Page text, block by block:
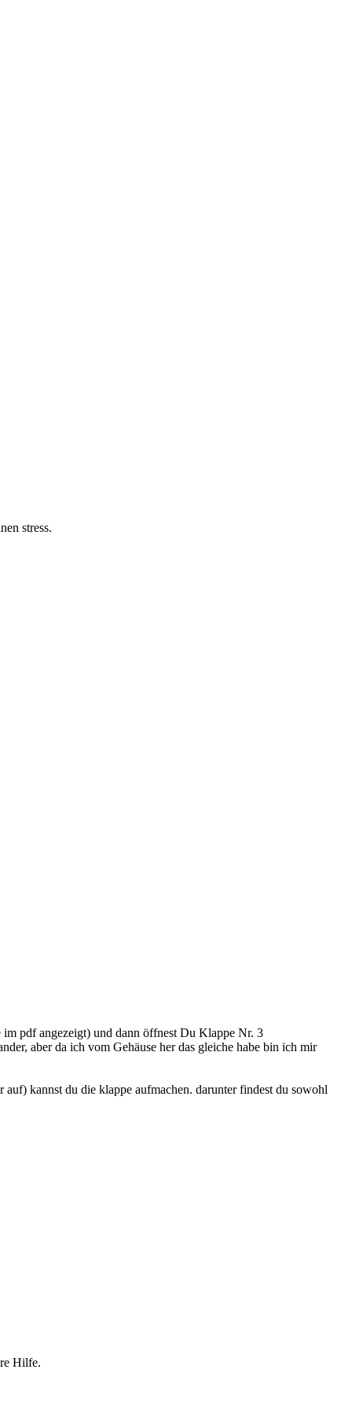
stress.
im pdf angezeigt) und dann öffnest Du Klappe Nr. 3
aber da ich vom Gehäuse her das gleiche habe bin ich mir
kannst du die klappe aufmachen. darunter findest du sowohl
Hilfe.